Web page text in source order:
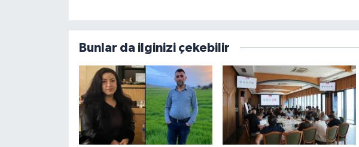
Bunlar da ilginizi çekebilir